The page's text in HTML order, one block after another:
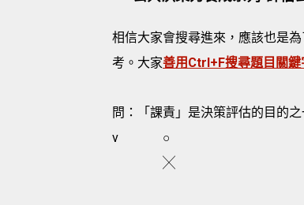
相信大家會搜尋進來，應該也是
考。大家善用Ctrl+F搜尋題目關鍵
問：「課責」是決策評估的目的之
v
○
╳